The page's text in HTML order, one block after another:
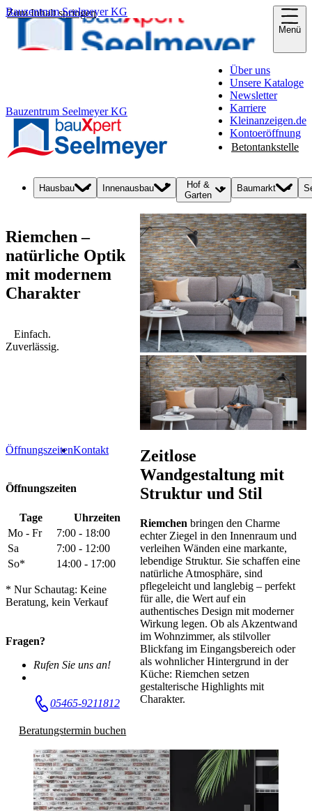
Zum Inhalt springen
Bauzentrum Seelmeyer KG
Menü
Bauzentrum Seelmeyer KG
Über uns
Unsere Kataloge
Newsletter
Karriere
Kleinanzeigen.de
Kontoeröffnung
Betontankstelle
Hausbau Innenausbau
Hof &
Garten
Baumarkt
Riemchen –
natürliche Optik
mit modernem
Charakter
Einfach.
Zuverlässig.
ÖffnungszeitenKontakt
Öffnungszeiten
Tage
Uhrzeiten
Mo - Fr
7:00 - 18:00
Sa
7:00 - 12:00
So*
14:00 - 17:00
* Nur Schautag: Keine
Beratung, kein Verkauf
Fragen?
Rufen Sie uns an!
05465-9211812
Beratungstermin buchen
Zeitlose
Wandgestaltung mit
Struktur und Stil
Riemchen bringen den Charme
echter Ziegel in den Innenraum und
verleihen Wänden eine markante,
lebendige Struktur. Sie schaffen eine
natürliche Atmosphäre, sind
pflegeleicht und langlebig – perfekt
für alle, die Wert auf ein
authentisches Design mit moderner
Wirkung legen. Ob als Akzentwand
im Wohnzimmer, als stilvoller
Blickfang im Eingangsbereich oder
als wohnlicher Hintergrund in der
Küche: Riemchen setzen
gestalterische Highlights mit
Charakter.